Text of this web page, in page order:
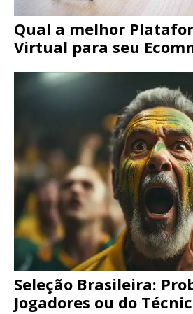
Qual a melhor
Virtual para seu
Seleção Brasileira:
Jogadores ou do